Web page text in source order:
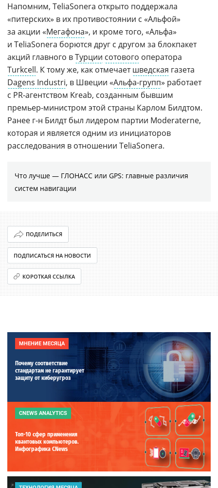
Напомним, TeliaSonera открыто поддержала
«питерских» в их противостоянии с «Альфой»
за акции «Мегафона», и кроме того, «Альфа»
и TeliaSonera борются друг с другом за блокпакет
акций главного вТурции сотового оператора
Turkcell. К тому же, как отмечаетшведская газета
Dagens Industri, в Швеции «Альфа-групп» работает
с PR-агентством Kreab, созданным бывшим
премьер-министром этой страны Карлом Билдтом.
Ранее г-н Билдт был лидером партии Moderaterne,
которая и является одним из инициаторов
расследования в отношении TeliaSonera.
Что лучше — ГЛОНАСС или GPS: главные различия
систем навигации
ПОДЕЛИТЬСЯ
ПОДПИСАТЬСЯ НА НОВОСТИ
КОРОТКАЯ ССЫЛКА
МНЕНИЕ МЕСЯЦА
Почему соответствие
стандартам не гарантирует
защиту от киберугроз
CNEWS ANALYTICS
Топ-10 сфер применения
квантовых компьютеров.
Инфографика CNews